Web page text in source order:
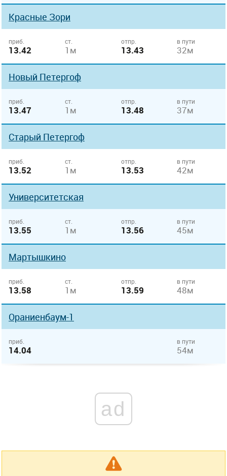
Красные Зори
приб.
13.42
ст.
1м
отпр.
13.43
в пути
32м
Новый Петергоф
приб.
13.47
ст.
1м
отпр.
13.48
в пути
37м
Старый Петергоф
приб.
13.52
ст.
1м
отпр.
13.53
в пути
42м
Университетская
приб.
13.55
ст.
1м
отпр.
13.56
в пути
45м
Мартышкино
приб.
13.58
ст.
1м
отпр.
13.59
в пути
48м
Ораниенбаум-1
приб.
14.04
в пути
54м
ad